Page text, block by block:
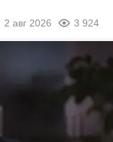
2 авг 2026 3 924